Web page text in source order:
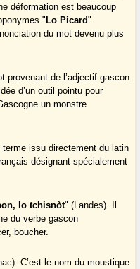
déformation est beaucoup
" Lo Picard"
du mot devenu plus
provenant de l’adjectif gascon
d’un outil pointu pour
un monstre
terme issu directement du latin
désignant spécialement
lo tchisnòt" (Landes). Il
du verbe gascon
boucher.
C’est le nom du moustique